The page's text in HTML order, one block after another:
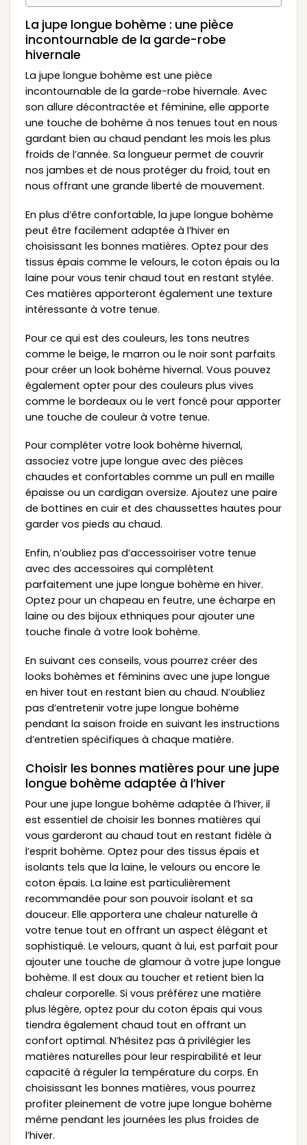
La jupe longue bohème : une pièce
incontournable de la garde-robe
hivernale
La jupe longue bohème est une pièce
incontournable de la garde-robe hivernale. Avec
son allure décontractée et féminine, elle apporte
une touche de bohème à nos tenues tout en nous
gardant bien au chaud pendant les mois les plus
froids de l’année. Sa longueur permet de couvrir
nos jambes et de nous protéger du froid, tout en
nous offrant une grande liberté de mouvement.
En plus d’être confortable, la jupe longue bohème
peut être facilement adaptée à l’hiver en
choisissant les bonnes matières. Optez pour des
tissus épais comme le velours, le coton épais ou la
laine pour vous tenir chaud tout en restant stylée.
Ces matières apporteront également une texture
intéressante à votre tenue.
Pour ce qui est des couleurs, les tons neutres
comme le beige, le marron ou le noir sont parfaits
pour créer un look bohème hivernal. Vous pouvez
également opter pour des couleurs plus vives
comme le bordeaux ou le vert foncé pour apporter
une touche de couleur à votre tenue.
Pour compléter votre look bohème hivernal,
associez votre jupe longue avec des pièces
chaudes et confortables comme un pull en maille
épaisse ou un cardigan oversize. Ajoutez une paire
de bottines en cuir et des chaussettes hautes pour
garder vos pieds au chaud.
Enfin, n’oubliez pas d’accessoiriser votre tenue
avec des accessoires qui complètent
parfaitement une jupe longue bohème en hiver.
Optez pour un chapeau en feutre, une écharpe en
laine ou des bijoux ethniques pour ajouter une
touche finale à votre look bohème.
En suivant ces conseils, vous pourrez créer des
looks bohèmes et féminins avec une jupe longue
en hiver tout en restant bien au chaud. N’oubliez
pas d’entretenir votre jupe longue bohème
pendant la saison froide en suivant les instructions
d’entretien spécifiques à chaque matière.
Choisir les bonnes matières pour une jupe
longue bohème adaptée à l’hiver
Pour une jupe longue bohème adaptée à l’hiver, il
est essentiel de choisir les bonnes matières qui
vous garderont au chaud tout en restant fidèle à
l’esprit bohème. Optez pour des tissus épais et
isolants tels que la laine, le velours ou encore le
coton épais. La laine est particulièrement
recommandée pour son pouvoir isolant et sa
douceur. Elle apportera une chaleur naturelle à
votre tenue tout en offrant un aspect élégant et
sophistiqué. Le velours, quant à lui, est parfait pour
ajouter une touche de glamour à votre jupe longue
bohème. Il est doux au toucher et retient bien la
chaleur corporelle. Si vous préférez une matière
plus légère, optez pour du coton épais qui vous
tiendra également chaud tout en offrant un
confort optimal. N’hésitez pas à privilégier les
matières naturelles pour leur respirabilité et leur
capacité à réguler la température du corps. En
choisissant les bonnes matières, vous pourrez
profiter pleinement de votre jupe longue bohème
même pendant les journées les plus froides de
l’hiver.